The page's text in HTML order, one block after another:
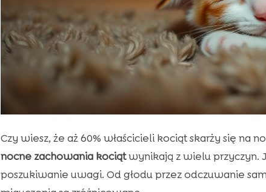
Czy wiesz, że aż 60% właścicieli kociąt skarży się na
nocne zachowania kociątwynikają z wielu przyczyn.
poszukiwanie uwagi. Od głodu przez odczuwanie